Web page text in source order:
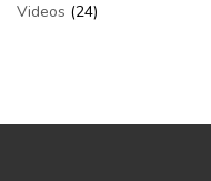
Videos (24)